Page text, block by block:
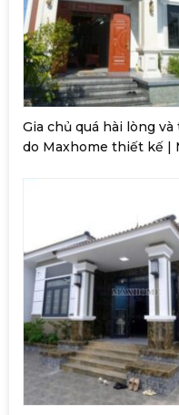
Gia chủ quá hài lòng
do Maxhome thiết kế |